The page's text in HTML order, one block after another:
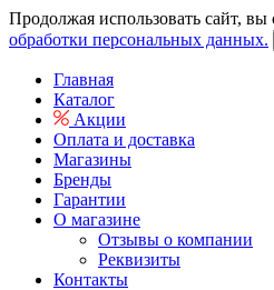
Продолжая использовать сайт, вы
обработки персональных данных.
Главная
Каталог
Акции
Оплата и доставка
Магазины
Бренды
Гарантии
О магазине
Отзывы о компании
Реквизиты
Контакты